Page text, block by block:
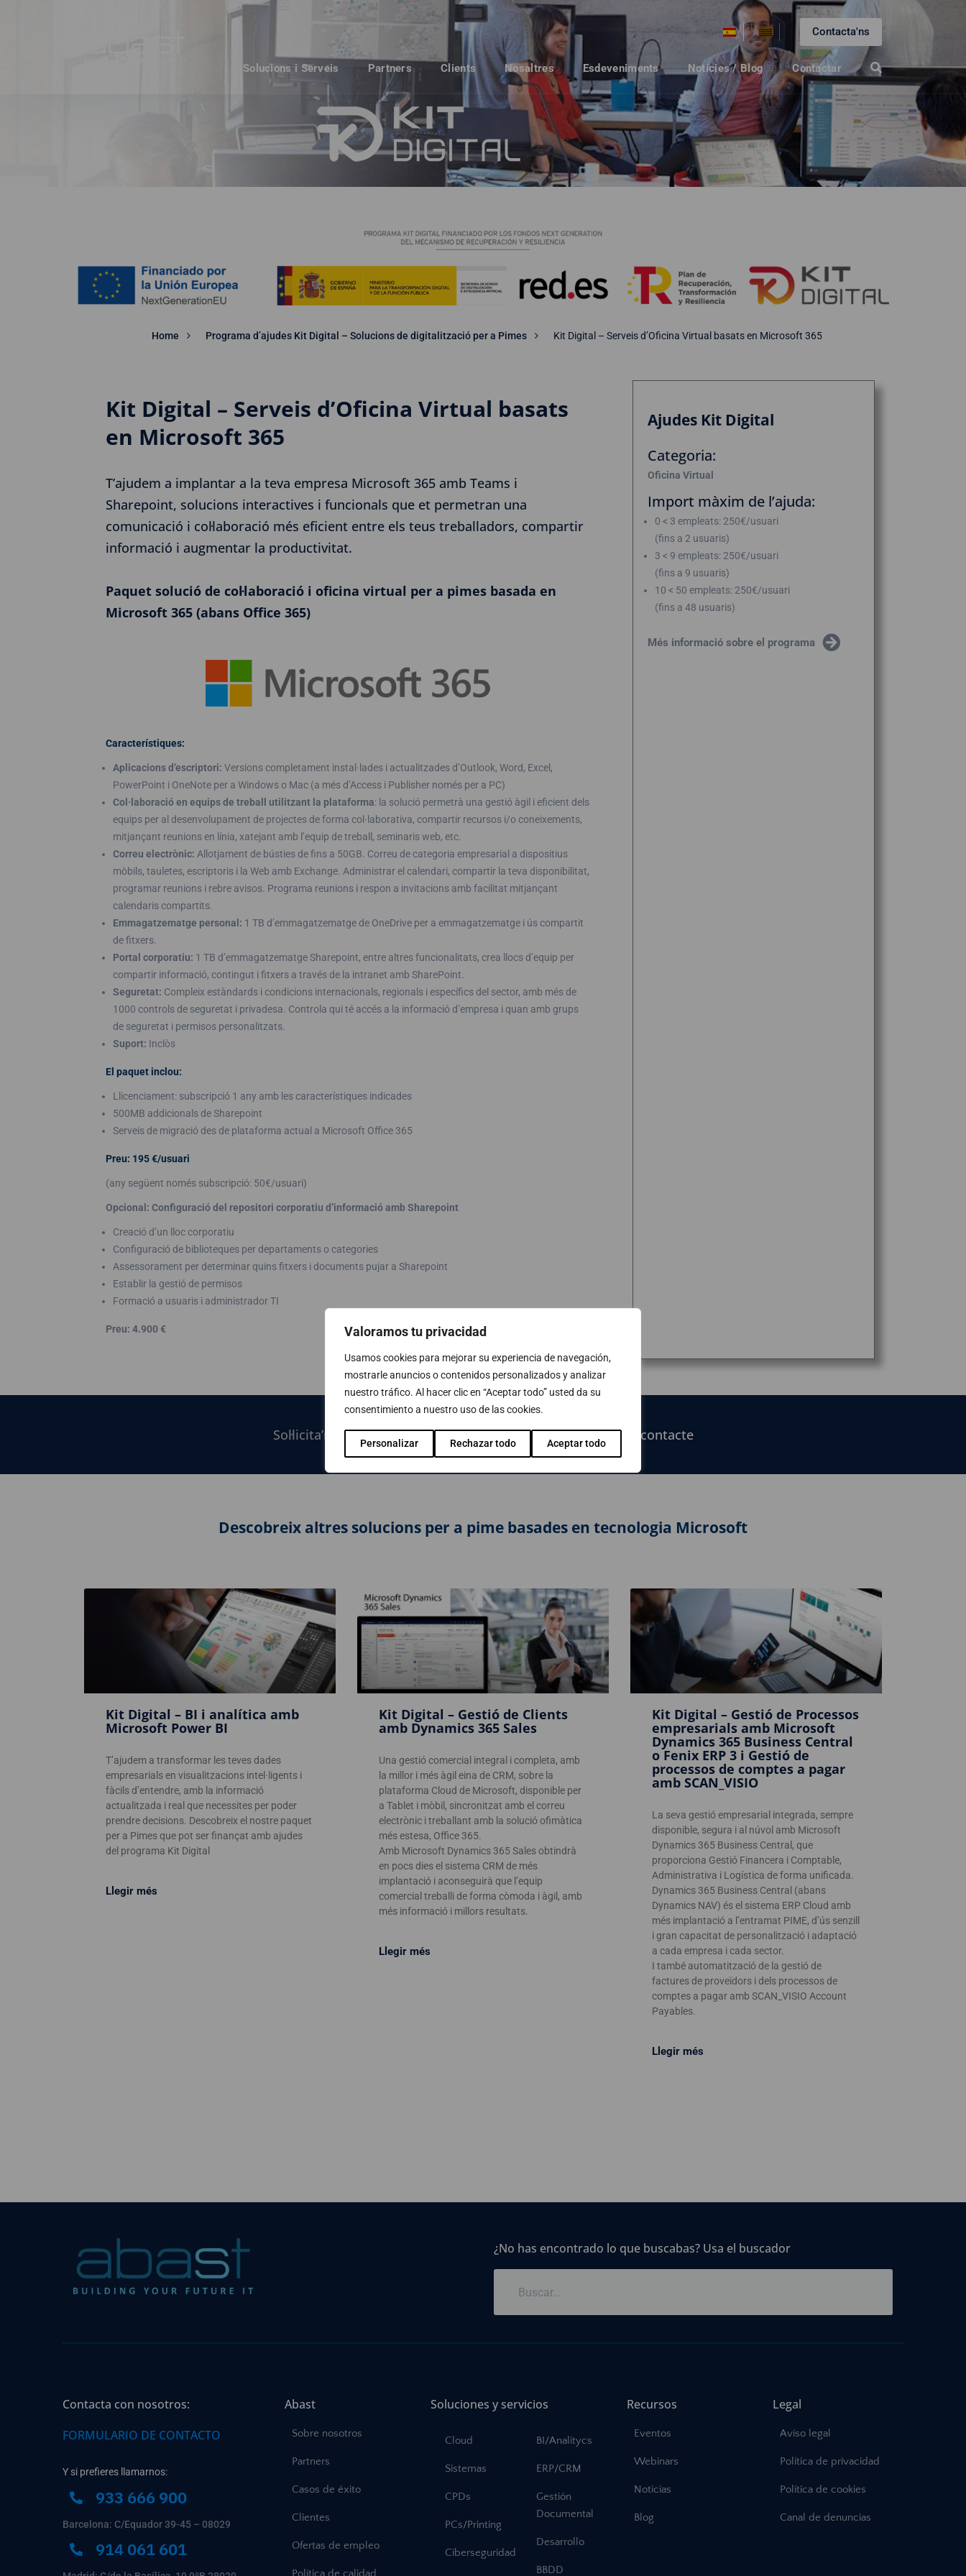
Valoramos tu privacidad
Usamos cookies para mejorar su experiencia de navegación,
mostrarle anuncios o contenidos personalizados y analizar
nuestro tráfico. Al hacer clic en “Aceptar todo” usted da su
consentimiento a nuestro uso de las cookies.
Personalizar Rechazar todo Aceptar todo
Contacta'ns
Solucions i Serveis Partners Clients Nosaltres Esdeveniments Notícies / Blog Contactar
Home Programa d’ajudes Kit Digital – Solucions de digitalització per a Pimes Kit Digital – Serveis d’Oficina Virtual basats en Microsoft 365
Kit Digital – Serveis d’Oficina Virtual basats
en Microsoft 365
T’ajudem a implantar a la teva empresa Microsoft 365 amb Teams i
Sharepoint, solucions interactives i funcionals que et permetran una
comunicació i col·laboració més eficient entre els teus treballadors, compartir
informació i augmentar la productivitat.
Paquet solució de col·laboració i oficina virtual per a pimes basada en
Microsoft 365 (abans Office 365)
Característiques:
Aplicacions d’escriptori: Versions completament instal·lades i actualitzades d’Outlook, Word, Excel,
PowerPoint i OneNote per a Windows o Mac (a més d’Access i Publisher només per a PC)
Col·laboració en equips de treball utilitzant la plataforma: la solució permetrà una gestió àgil i eficient dels
equips per al desenvolupament de projectes de forma col·laborativa, compartir recursos i/o coneixements,
mitjançant reunions en línia, xatejant amb l’equip de treball, seminaris web, etc.
Correu electrònic: Allotjament de bústies de fins a 50GB. Correu de categoria empresarial a dispositius
mòbils, tauletes, escriptoris i la Web amb Exchange. Administrar el calendari, compartir la teva disponibilitat,
programar reunions i rebre avisos. Programa reunions i respon a invitacions amb facilitat mitjançant
calendaris compartits.
Emmagatzematge personal: 1 TB d’emmagatzematge de OneDrive per a emmagatzematge i ús compartit
de fitxers.
Portal corporatiu: 1 TB d’emmagatzematge Sharepoint, entre altres funcionalitats, crea llocs d’equip per
compartir informació, contingut i fitxers a través de la intranet amb SharePoint.
Seguretat: Compleix estàndards i condicions internacionals, regionals i específics del sector, amb més de
1000 controls de seguretat i privadesa. Controla qui té accés a la informació d’empresa i quan amb grups
de seguretat i permisos personalitzats.
Suport: Inclòs
El paquet inclou:
Llicenciament: subscripció 1 any amb les característiques indicades
500MB addicionals de Sharepoint
Serveis de migració des de plataforma actual a Microsoft Office 365
Preu: 195€/usuari
(any següent només subscripció: 50€/usuari)
Opcional: Configuració del repositori corporatiu d’informació amb Sharepoint
Creació d’un lloc corporatiu
Configuració de biblioteques per departaments o categories
Assessorament per determinar quins fitxers i documents pujar a Sharepoint
Establir la gestió de permisos
Formació a usuaris i administrador TI
Preu: 4.900 €
Ajudes Kit Digital
Categoria:
Oficina Virtual
Import màxim de l’ajuda:
0 < 3 empleats: 250€/usuari
(fins a 2 usuaris)
3 < 9 empleats: 250€/usuari
(fins a 9 usuaris)
10 < 50 empleats: 250€/usuari
(fins a 48 usuaris)
Més informació sobre el programa
Sol·licita’ns més informació a través del nostreformulari de contacte
Descobreix altres solucions per a pime basades en tecnologia Microsoft
Kit Digital – BI i analítica amb
Microsoft Power BI
T’ajudem a transformar les teves dades
empresarials en visualitzacions intel·ligents i
fàcils d’entendre, amb la informació
actualitzada i real que necessites per poder
prendre decisions. Descobreix el nostre paquet
per a Pimes que pot ser finançat amb ajudes
del programa Kit Digital
Llegir més
Kit Digital – Gestió de Clients
amb Dynamics 365 Sales
Una gestió comercial integral i completa, amb
la millor i més àgil eina de CRM, sobre la
plataforma Cloud de Microsoft, disponible per
a Tablet i mòbil, sincronitzat amb el correu
electrònic i treballant amb la solució ofimàtica
més estesa, Office 365.
Amb Microsoft Dynamics 365 Sales obtindrà
en pocs dies el sistema CRM de més
implantació i aconseguirà que l’equip
comercial treballi de forma còmoda i àgil, amb
més informació i millors resultats.
Llegir més
Kit Digital – Gestió de Processos
empresarials amb Microsoft
Dynamics 365 Business Central
o Fenix ERP 3 i Gestió de
processos de comptes a pagar
amb SCAN_VISIO
La seva gestió empresarial integrada, sempre
disponible, segura i al núvol amb Microsoft
Dynamics 365 Business Central, que
proporciona Gestió Financera i Comptable,
Administrativa i Logística de forma unificada.
Dynamics 365 Business Central (abans
Dynamics NAV) és el sistema ERP Cloud amb
més implantació a l’entramat PIME, d’ús senzill
i gran capacitat de personalització i adaptació
a cada empresa i cada sector.
I també automatització de la gestió de
factures de proveïdors i dels processos de
comptes a pagar amb SCAN_VISIO Account
Payables.
Llegir més
¿No has encontrado lo que buscabas? Usa el buscador
Contacta con nosotros:
FORMULARIO DE CONTACTO
Y si prefieres llamarnos:
933 666 900
Barcelona: C/Equador 39-45 – 08029
914 061 601
Abast
Sobre nosotros
Partners
Casos de éxito
Clientes
Ofertas de empleo
Soluciones y servicios
Cloud
Sistemas
CPDs
PCs/Printing
Ciberseguridad
BI/Analitycs
ERP/CRM
Gestión
Documental
Desarrollo
BBDD
Recursos
Eventos
Webinars
Noticias
Blog
Legal
Aviso legal
Política de privacidad
Política de cookies
Canal de denuncias